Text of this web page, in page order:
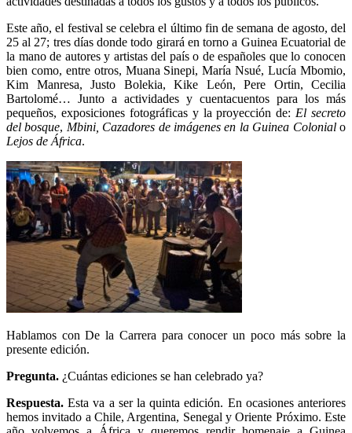
Este año, el festival se celebra el último fin de semana de agosto, del
25 al 27; tres días donde todo girará en torno a Guinea Ecuatorial de
la mano de autores y artistas del país o de españoles que lo conocen
bien como, entre otros, Muana Sinepi, María Nsué, Lucía Mbomio,
Kim Manresa, Justo Bolekia, Kike León, Pere Ortin, Cecilia
Bartolomé… Junto a actividades y cuentacuentos para los más
pequeños, exposiciones fotográficas y la proyección de: El secreto
del bosque, Mbini, Cazadores de imágenes en la Guinea Colonialo
Lejos de África.
Hablamos con De la Carrera para conocer un poco más sobre la
presente edición.
Pregunta. ¿Cuántas ediciones se han celebrado ya?
Respuesta. Esta va a ser la quinta edición. En ocasiones anteriores
hemos invitado a Chile, Argentina, Senegal y Oriente Próximo. Este